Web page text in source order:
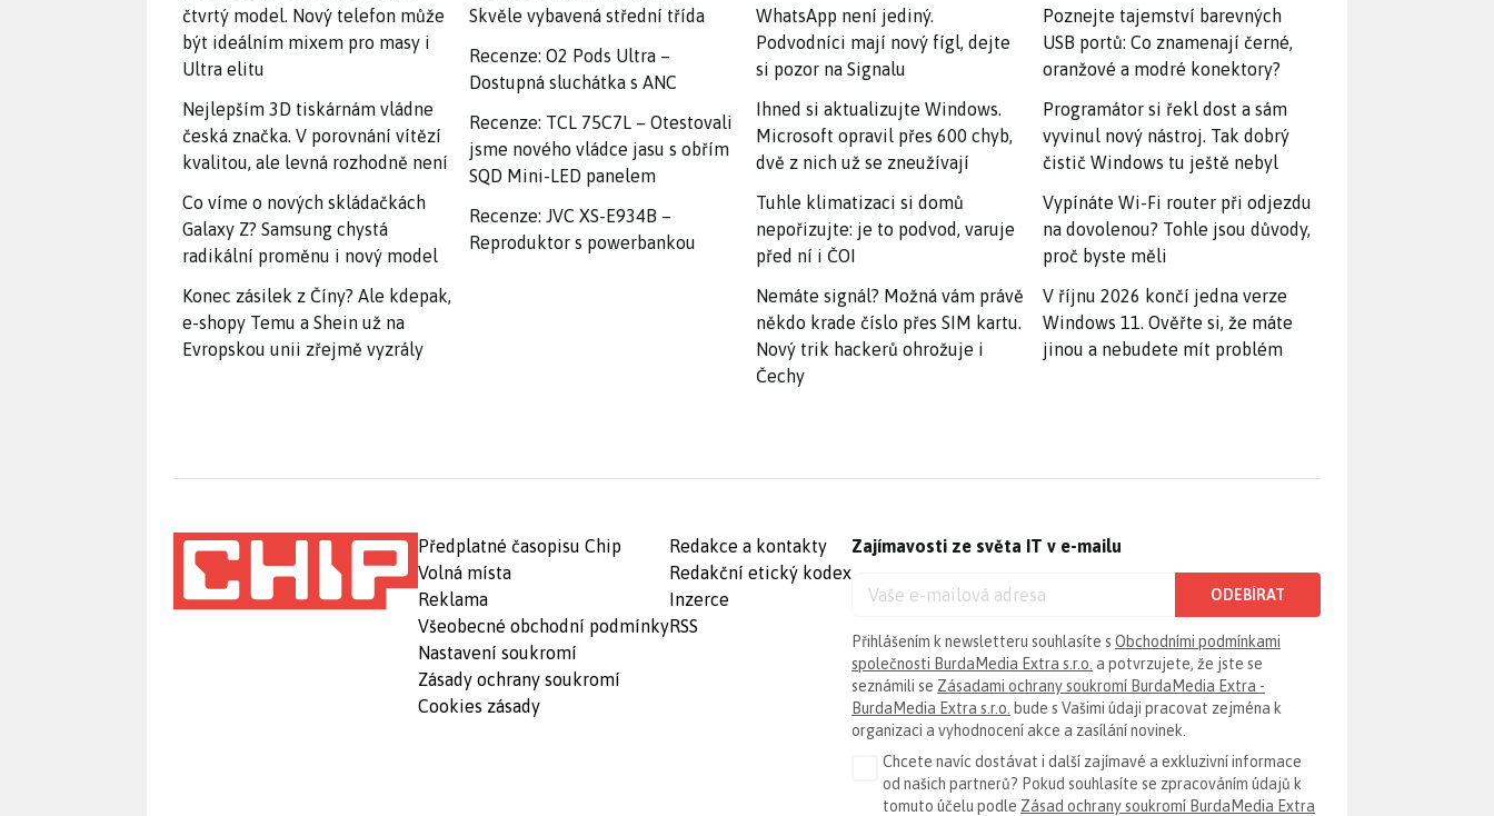
čtvrtý model. Nový telefon může
být ideálním mixem pro masy i
Ultra elitu
Nejlepším 3D tiskárnám vládne
česká značka. V porovnání vítězí
kvalitou, ale levná rozhodně není
Co víme o nových skládačkách
Galaxy Z? Samsung chystá
radikální proměnu i nový model
Konec zásilek z Číny? Ale kdepak,
e-shopy Temu a Shein už na
Evropskou unii zřejmě vyzrály
Skvěle vybavená střední třída
Recenze: O2 Pods Ultra –
Dostupná sluchátka s ANC
Recenze: TCL 75C7L – Otestovali
jsme nového vládce jasu s obřím
SQD Mini-LED panelem
Recenze: JVC XS-E934B –
Reproduktor s powerbankou
WhatsApp není jediný.
Podvodníci mají nový fígl, dejte
si pozor na Signalu
Ihned si aktualizujte Windows.
Microsoft opravil přes 600 chyb,
dvě z nich už se zneužívají
Tuhle klimatizaci si domů
nepořizujte: je to podvod, varuje
před ní i ČOI
Nemáte signál? Možná vám právě
někdo krade číslo přes SIM kartu.
Nový trik hackerů ohrožuje i
Čechy
Poznejte tajemství barevných
USB portů: Co znamenají černé,
oranžové a modré konektory?
Programátor si řekl dost a sám
vyvinul nový nástroj. Tak dobrý
čistič Windows tu ještě nebyl
Vypínáte Wi-Fi router při odjezdu
na dovolenou? Tohle jsou důvody,
proč byste měli
V říjnu 2026 končí jedna verze
Windows 11. Ověřte si, že máte
jinou a nebudete mít problém
Předplatné časopisu Chip
Volná místa
Reklama
Všeobecné obchodní podmínky
Nastavení soukromí
Zásady ochrany soukromí
Cookies zásady
Redakce a kontakty
Redakční etický kodex
Inzerce
RSS
Zajímavosti ze světa IT v e-mailu
ODEBÍRAT
Přihlášením k newsletteru souhlasíte s Obchodními podmínkami
společnosti BurdaMedia Extra s.r.o. a potvrzujete, že jste se
seznámili se Zásadami ochrany soukromí BurdaMedia Extra -
BurdaMedia Extra s.r.o. bude s Vašimi údaji pracovat zejména k
organizaci a vyhodnocení akce a zasílání novinek.
Chcete navíc dostávat i další zajímavé a exkluzivní informace
od našich partnerů? Pokud souhlasíte se zpracováním údajů k
tomuto účelu podle Zásad ochrany soukromí BurdaMedia Extra